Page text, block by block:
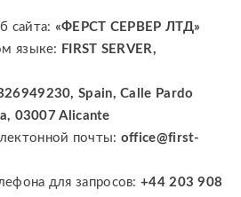
сайта: «ФЕРСТ СЕРВЕР ЛТД»
языке: FIRST SERVER,
Spain, Calle Pardo
03007 Alicante
почты: office@first-
для запросов: +44 203 908